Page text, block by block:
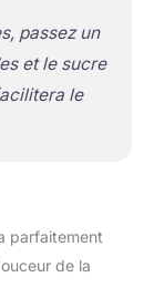
passez un
et le sucre
le
parfaitement
de la